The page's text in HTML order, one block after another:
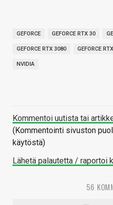
GEFORCE GEFORCE RTX 30
GEFORCE RTX 3080 GEFORCE
NVIDIA
Kommentoi uutista tai
(Kommentointi sivuston
käytöstä)
Lähetä palautetta / raportoi
56